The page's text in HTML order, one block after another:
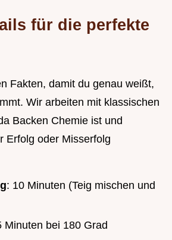
für die perfekte
Fakten, damit du genau weißt,
Wir arbeiten mit klassischen
Backen Chemie ist und
Erfolg oder Misserfolg
: 10 Minuten (Teig mischen und
Minuten bei 180 Grad